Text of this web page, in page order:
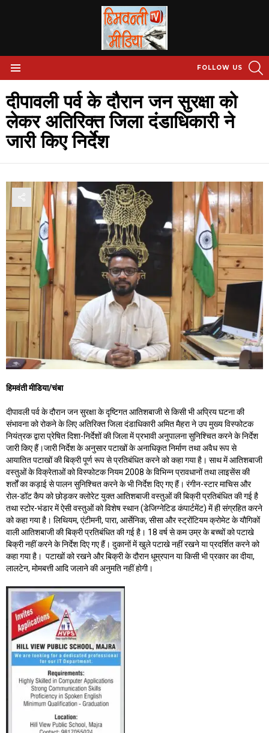
FOLLOW US
दीपावली पर्व के दौरान जन सुरक्षा को
लेकर अतिरिक्त जिला दंडाधिकारी ने
जारी किए निर्देश
हिमवंती मीडिया/चंबा
दीपावली पर्व के दौरान जन सुरक्षा के दृष्टिगत आतिशबाजी से किसी भी अप्रिय घटना की
संभावना को रोकने के लिए अतिरिक्त जिला दंडाधिकारी अमित मैहरा ने उप मुख्य विस्फोटक
नियंत्रक द्वारा प्रेषित दिशा-निर्देशों की जिला में प्रभावी अनुपालना सुनिश्चित करने के निर्देश
जारी किए हैं।जारी निर्देश के अनुसार पटाखों के अनाधिकृत निर्माण तथा अवैध रूप से
आयातित पटाखों की बिक्री पूर्ण रूप से प्रतिबंधित करने को कहा गया है। साथ में आतिशबाजी
वस्तुओं के विक्रेताओं को विस्फोटक नियम 2008 के विभिन्न प्रावधानों तथा लाइसेंस की
शर्तों का कड़ाई से पालन सुनिश्चित करने के भी निर्देश दिए गए हैं। रंगीन-स्टार माचिस और
रोल-डॉट कैप को छोड़कर क्लोरेट युक्त आतिशबाजी वस्तुओं की बिक्री प्रतिबंधित की गई है
तथा स्टोर-भंडार में ऐसी वस्तुओं को विशेष स्थान (डेजिग्नेटिड कंपार्टमेंट) में ही संग्रहित करने
को कहा गया है। लिथियम, एंटीमनी, पारा, आर्सेनिक, सीसा और स्ट्रोंटियम क्रोमेट के यौगिकों
वाली आतिशबाजी की बिक्री प्रतिबंधित की गई है। 18 वर्ष से कम उम्र के बच्चों को पटाखे
बिक्री नहीं करने के निर्देश दिए गए हैं। दुकानों में खुले पटाखे नहीं रखने या प्रदर्शित करने को
कहा गया है। पटाखों को रखने और बिक्री के दौरान धूम्रपान या किसी भी प्रकार का दीया,
लालटेन, मोमबत्ती आदि जलाने की अनुमति नहीं होगी।